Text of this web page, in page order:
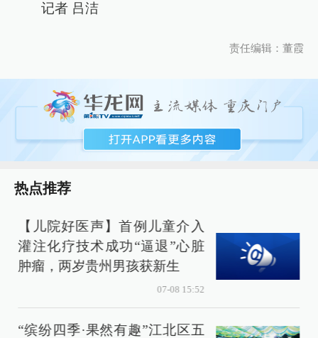
记者 吕洁
责任编辑：董霞
热点推荐
【儿院好医声】首例儿童介入
灌注化疗技术成功“逼退”心脏
肿瘤，两岁贵州男孩获新生
07-08 15:52
“缤纷四季·果然有趣”江北区五